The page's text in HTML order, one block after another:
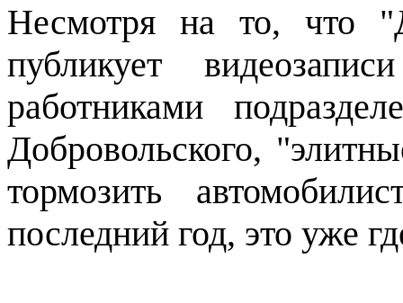
Несмотря на то, что
публикует
работниками
Добровольского,
тормозить
последний год, это уже